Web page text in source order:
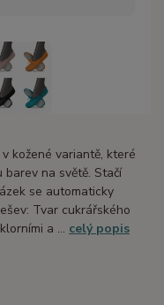
kožené variantě, které
na světě. Stačí
se automaticky
Tvar cukrářského
a ... celý popis